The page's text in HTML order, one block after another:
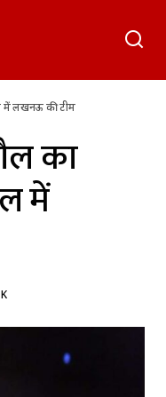
में लखनऊ की टीम
में लखनऊ की टीम
का
में